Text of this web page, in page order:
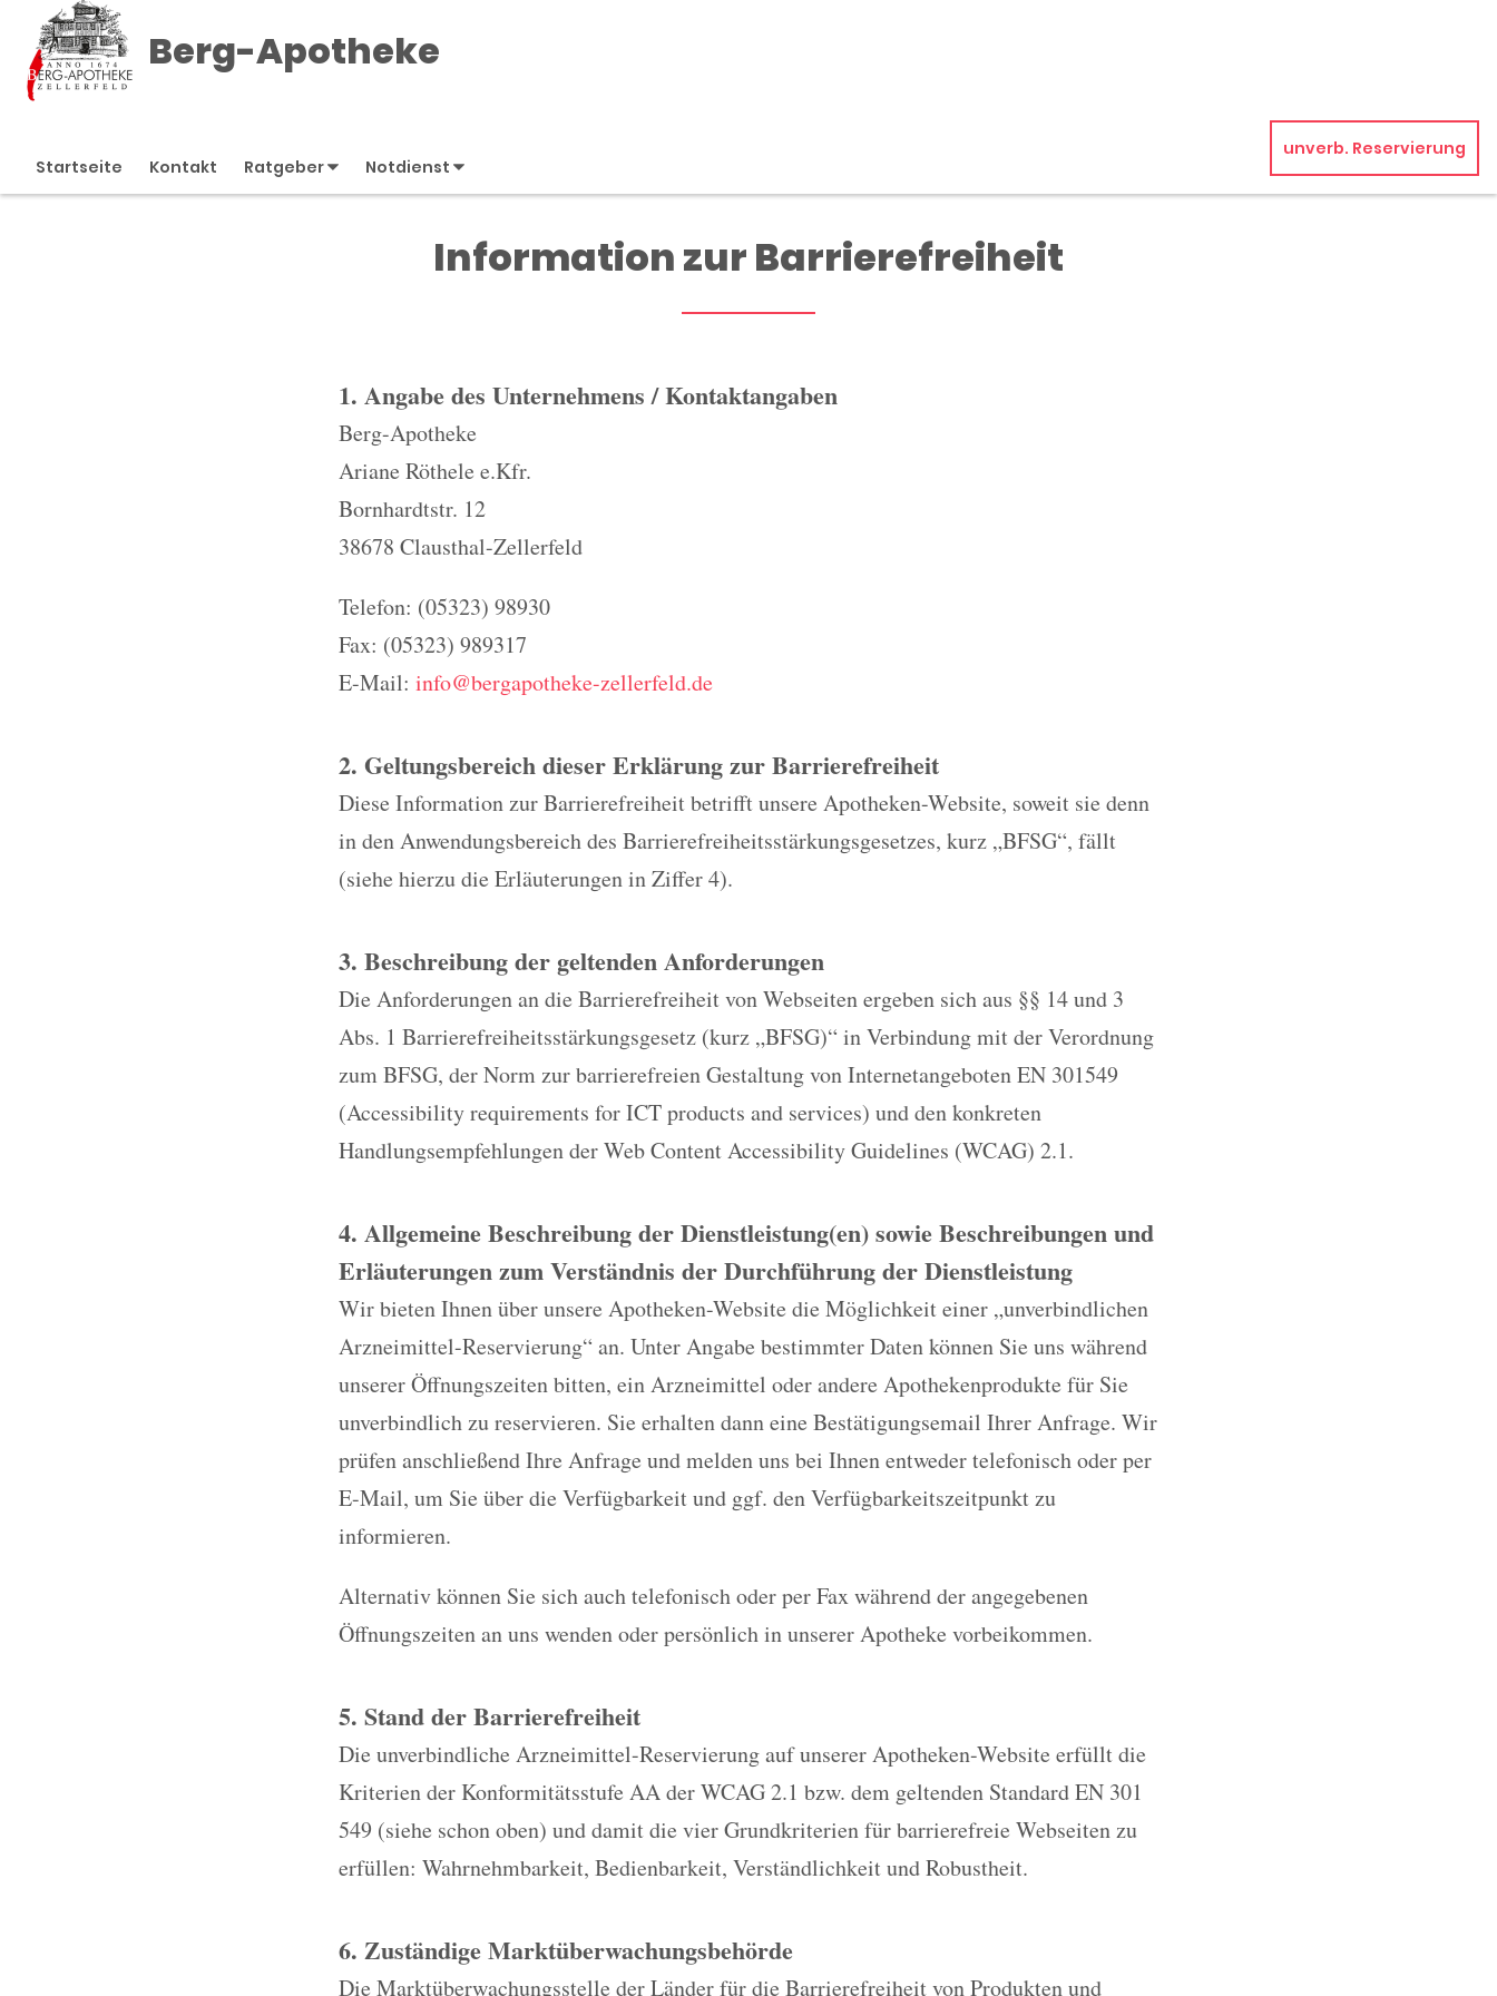
Berg-Apotheke
Startseite Kontakt Ratgeber Notdienst
unverb. Reservierung
Information zur Barrierefreiheit
1. Angabe des Unternehmens / Kontaktangaben
Berg-Apotheke
Ariane Röthele e.Kfr.
Bornhardtstr. 12
38678 Clausthal-Zellerfeld
Telefon: (05323) 98930
Fax: (05323) 989317
E-Mail: info@bergapotheke-zellerfeld.de
2. Geltungsbereich dieser Erklärung zur Barrierefreiheit
Diese Information zur Barrierefreiheit betrifft unsere Apotheken-Website, soweit sie denn
in den Anwendungsbereich des Barrierefreiheitsstärkungsgesetzes, kurz „BFSG“, fällt
(siehe hierzu die Erläuterungen in Ziffer 4).
3. Beschreibung der geltenden Anforderungen
Die Anforderungen an die Barrierefreiheit von Webseiten ergeben sich aus §§ 14 und 3
Abs. 1 Barrierefreiheitsstärkungsgesetz (kurz „BFSG)“ in Verbindung mit der Verordnung
zum BFSG, der Norm zur barrierefreien Gestaltung von Internetangeboten EN 301549
(Accessibility requirements for ICT products and services) und den konkreten
Handlungsempfehlungen der Web Content Accessibility Guidelines (WCAG) 2.1.
4. Allgemeine Beschreibung der Dienstleistung(en) sowie Beschreibungen und
Erläuterungen zum Verständnis der Durchführung der Dienstleistung
Wir bieten Ihnen über unsere Apotheken-Website die Möglichkeit einer „unverbindlichen
Arzneimittel-Reservierung“ an. Unter Angabe bestimmter Daten können Sie uns während
unserer Öffnungszeiten bitten, ein Arzneimittel oder andere Apothekenprodukte für Sie
unverbindlich zu reservieren. Sie erhalten dann eine Bestätigungsemail Ihrer Anfrage. Wir
prüfen anschließend Ihre Anfrage und melden uns bei Ihnen entweder telefonisch oder per
E-Mail, um Sie über die Verfügbarkeit und ggf. den Verfügbarkeitszeitpunkt zu
informieren.
Alternativ können Sie sich auch telefonisch oder per Fax während der angegebenen
Öffnungszeiten an uns wenden oder persönlich in unserer Apotheke vorbeikommen.
5. Stand der Barrierefreiheit
Die unverbindliche Arzneimittel-Reservierung auf unserer Apotheken-Website erfüllt die
Kriterien der Konformitätsstufe AA der WCAG 2.1 bzw. dem geltenden Standard EN 301
549 (siehe schon oben) und damit die vier Grundkriterien für barrierefreie Webseiten zu
erfüllen: Wahrnehmbarkeit, Bedienbarkeit, Verständlichkeit und Robustheit.
6. Zuständige Marktüberwachungsbehörde
Die Marktüberwachungsstelle der Länder für die Barrierefreiheit von Produkten und